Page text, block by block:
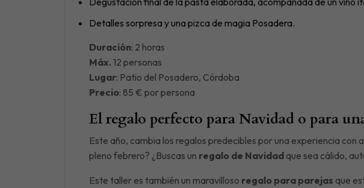
Detalles sorpresa y una pizca de magia Posadera.
Duración: 2 horas
Máx.12 personas
Lugar: Patio del Posadero, Córdoba
Precio: 85 € por persona
El regalo perfecto para Navidad o para
Este año, cambia los regalos predecibles por una experiencia con
pleno febrero? ¿Buscas un regalo de Navidadque sea cálido,
Este taller es también un maravilloso regalo para parejas que